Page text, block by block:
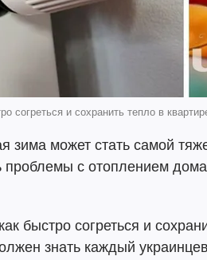
согреться и сохранить тепло в
зима может стать самой
проблемы с отоплением
быстро согреться и
знать каждый